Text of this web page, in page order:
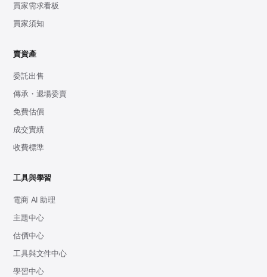
買家需求看板
買家須知
賣資產
委託出售
傳承・退場委賣
免費估價
成交實績
收費標準
工具與學習
電商 AI 助理
主題中心
估價中心
工具與文件中心
學習中心